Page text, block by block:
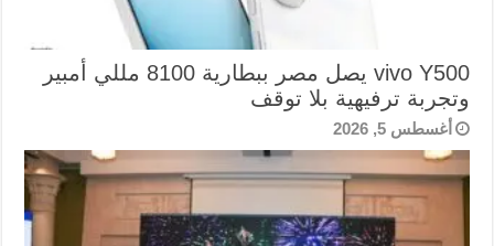
vivo Y500 يصل مصر ببطارية 8100 مللي أمبير
وتجربة ترفيهية بلا توقف
أغسطس 5, 2026